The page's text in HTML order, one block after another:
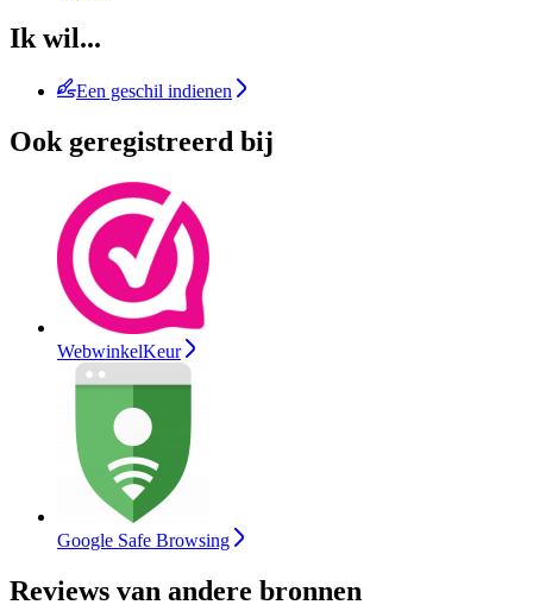
Ik wil...
Een geschil indienen
Ook geregistreerd bij
WebwinkelKeur
Google Safe Browsing
Reviews van andere bronnen